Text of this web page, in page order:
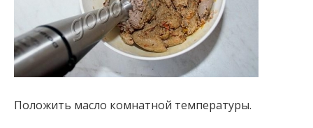
Положить масло комнатной температуры.